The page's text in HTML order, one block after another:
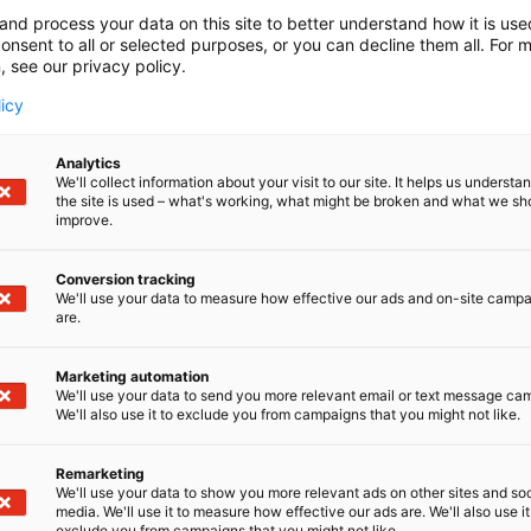
Maatalousalan korkeakoulutus tarjoaa
alalla, jolla rittää töitä tulevaiuudessakin. Tervetuloa
kuin jatkuvan oppimisen mahdollisuuksiin
AgriHubi on maa- ja puutarhatalouden
järjestöt, koulutuksen, tutkimuksen ja hallinnon.
koulutusta tarjoavat ammattikorkeakoulut
process your data on this site to better understand how it is
to all or selected purposes, or you can decline them all. For
see our privacy policy.
Analytics
We'll collect information about your visit to our site. It helps us
the site is used – what's working, what might be broken and what we
improve.
Conversion tracking
We'll use your data to measure how effective our ads and on-site
are.
Marketing automation
We'll use your data to send you more relevant email or text message
We'll also use it to exclude you from campaigns that you might not like.
Remarketing
We'll use your data to show you more relevant ads on other sites and
media. We'll use it to measure how effective our ads are. We'll also use